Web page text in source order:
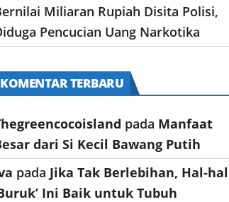
Miliaran Rupiah Disita Polisi,
Pencucian Uang Narkotika
KOMENTAR TERBARU
pada Manfaat
dari Si Kecil Bawang Putih
pada Jika Tak Berlebihan, Hal-hal
Ini Baik untuk Tubuh